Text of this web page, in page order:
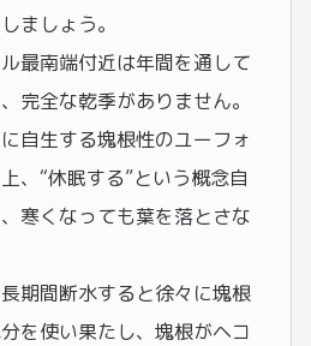
ましょう。
最南端付近は年間を通して
完全な乾季がありません。
自生する塊根性のユーフォ
、“休眠する”という概念自
寒くなっても葉を落とさな
期間断水すると徐々に塊根
を使い果たし、塊根がヘコ